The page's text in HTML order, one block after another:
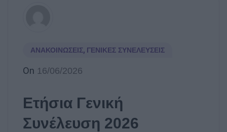
ΑΝΑΚΟΙΝΏΣΕΙΣ, ΓΕΝΙΚΈΣ ΣΥΝΕΛΕΎΣΕΙΣ
On 16/06/2026
Ετήσια Γενική
Συνέλευση 2026